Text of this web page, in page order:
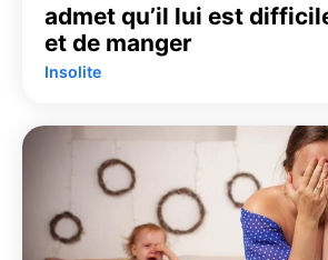
admet qu’il lui est
et de manger
Insolite